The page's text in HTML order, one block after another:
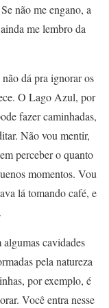
não me engano, a
me lembro da
dá pra ignorar os
O Lago Azul, por
fazer caminhadas,
Não vou mentir,
perceber o quanto
momentos. Vou
lá tomando café, e
cavidades
pela natureza
por exemplo, é
Você entra nesse